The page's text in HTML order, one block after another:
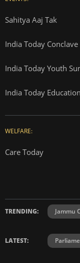
Sahitya Aaj Tak
India Today Conclave
India Today Youth
India Today
WELFARE:
Care Today
TRENDING: Jammu
LATEST: